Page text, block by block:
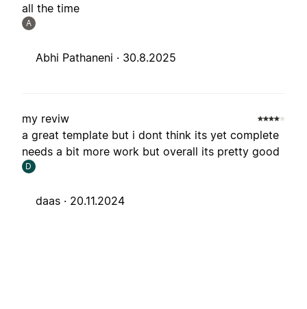
all the time
A
Abhi Pathaneni · 30.8.2025
my reviw
a great template but i dont think its yet complete
needs a bit more work but overall its pretty good
D
daas · 20.11.2024